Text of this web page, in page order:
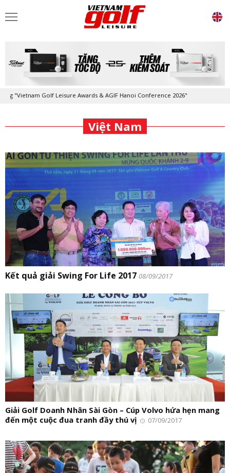
Golf Leisure Awards & AGIF Hanoi Conference 2026"
Việt Nam
Kết quả giải Swing For Life 2017 08/09/2017
Giải Golf Doanh Nhân Sài Gòn – Cúp Volvo hứa hẹn mang
đến một cuộc đua tranh đầy thú vị
07/09/2017